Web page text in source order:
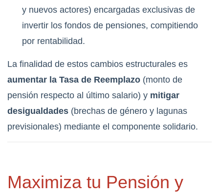
y nuevos actores) encargadas exclusivas de
invertir los fondos de pensiones, compitiendo
por rentabilidad.
La finalidad de estos cambios estructurales es
aumentar la Tasa de Reemplazo (monto de
pensión respecto al último salario) y mitigar
desigualdades (brechas de género y lagunas
previsionales) mediante el componente solidario.
Maximiza tu Pensión y